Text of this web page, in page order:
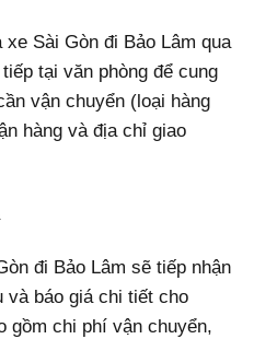
Sài Gòn đi Bảo Lâm qua
tại văn phòng để cung
vận chuyển (loại hàng
hàng và địa chỉ giao
đi Bảo Lâm sẽ tiếp nhận
báo giá chi tiết cho
gồm chi phí vận chuyển,